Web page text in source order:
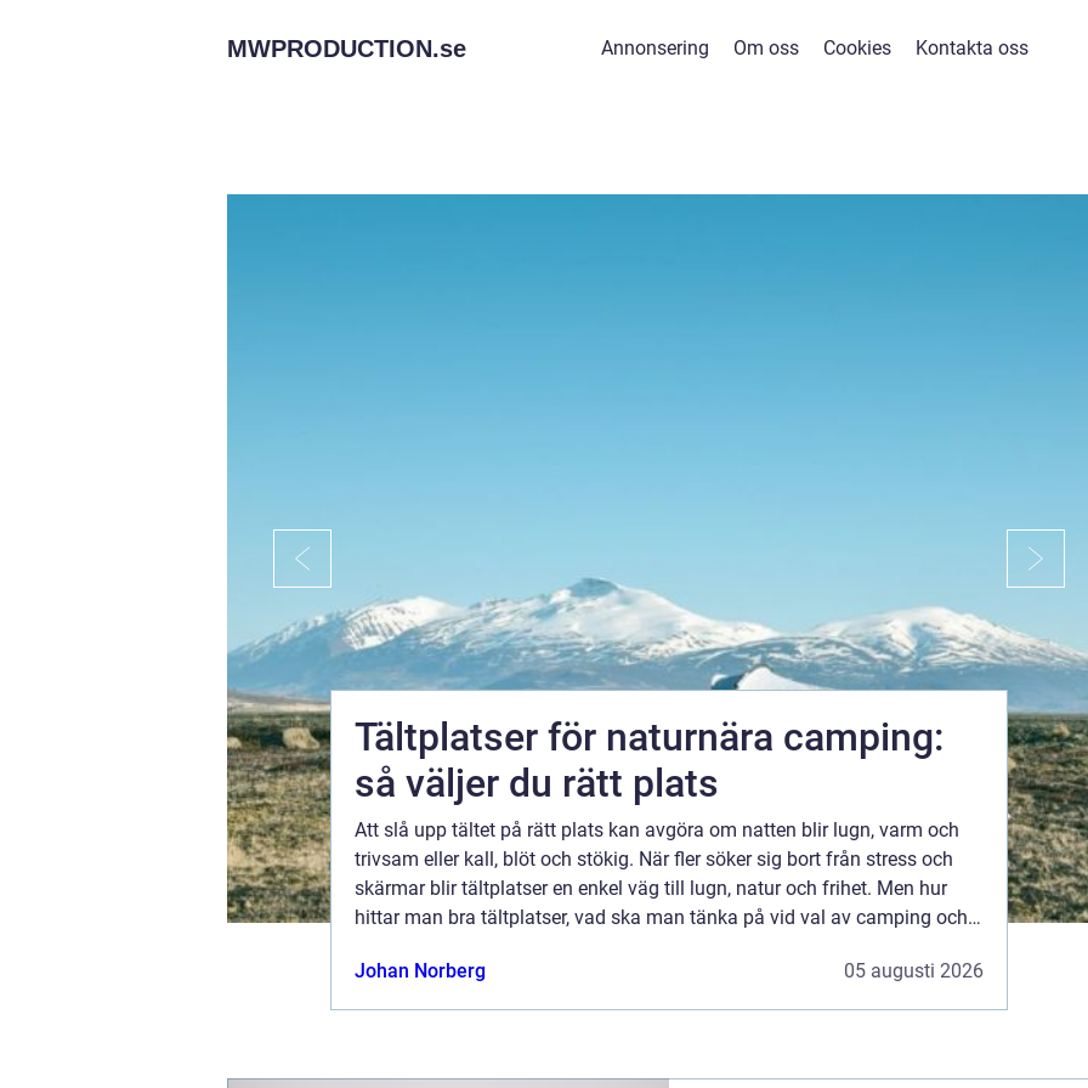
MWPRODUCTION.se Annonsering Om oss Cookies Kontakta oss
Tältplatser för naturnära camping:
så väljer du rätt plats
Att slå upp tältet på rätt plats kan avgöra om natten blir lugn, varm och
trivsam eller kall, blöt och stökig. När fler söker sig bort från stress och
skärmar blir tältplatser en enkel väg till lugn, natur och frihet. Men hur
hittar man bra tältplatser, vad ska man tänka på vid val av camping och
Johan Norberg
05 augusti 2026